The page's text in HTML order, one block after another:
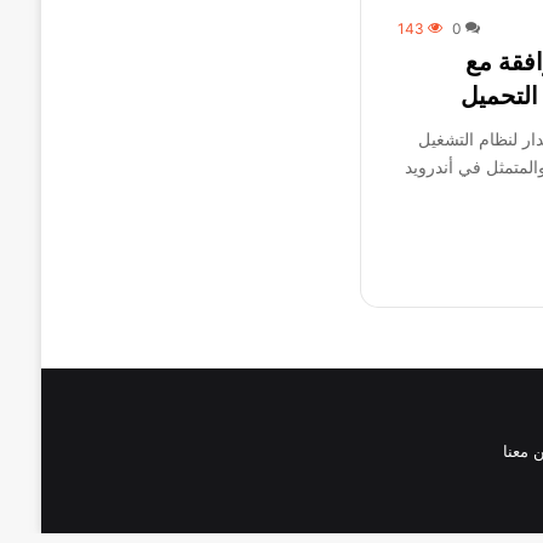
0
143
مع
لنظام التشغيل
في أندرويد
معنا